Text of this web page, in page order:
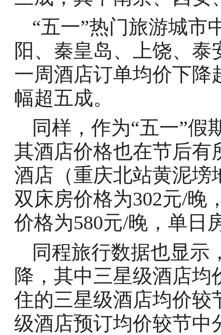
“五一”热门旅游城市
阳、秦皇岛、上饶、
一周酒店订单均价下降
幅超五成。
同样，作为“五一”假
其酒店价格也在节后有
酒店（重庆北站黄泥
双床房价格为302元/晚
价格为580元/晚，单日
同程旅行数据也显示
降，其中三星级酒店
住的三星级酒店均价较
级酒店预订均价较节中